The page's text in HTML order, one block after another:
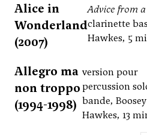
Alice in
Wonderland
(2007)
Advice from
clarinette
Hawkes, 5
Allegro ma
non troppo
(1994-1998)
version pour
percussion
bande,
Hawkes, 13